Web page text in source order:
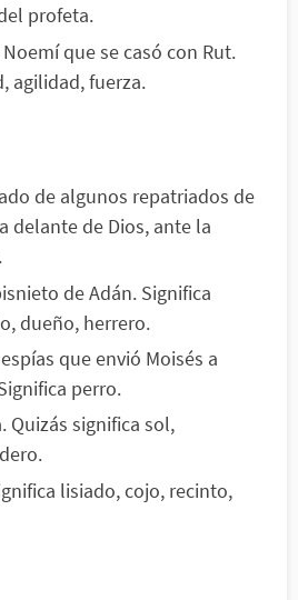
profeta.
que se casó con Rut.
agilidad, fuerza.
de algunos repatriados de
delante de Dios, ante la
de Adán. Significa
dueño, herrero.
que envió Moisés a
perro.
Quizás significa sol,
lisiado, cojo, recinto,